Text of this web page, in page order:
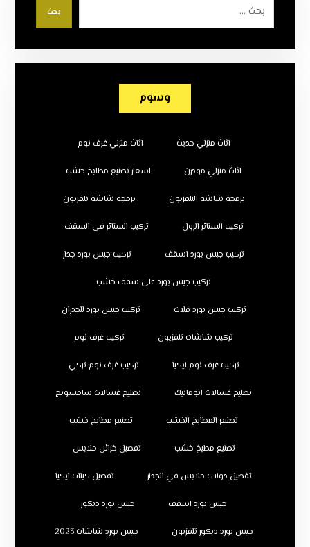
بحث
وسوم
اثاث منزلي حديث اثاث منزلي غرف نوم
اثاث منزلي مودرن اسعار تصنيع مطابخ خشب
برمجة شاشة التلفزيون برمجة شاشة تلفزيون
تركيب الستائر الرول تركيب الستائر في السقف
تركيب جبس بورد اسقف تركيب جبس بورد جدار
تركيب جبس بورد على سقف خشب
تركيب جبس بورد فلات تركيب جبس بورد للجدران
تركيب شاشات تلفزيون تركيب غرف نوم
تركيب غرف نوم ايكيا تركيب غرف نوم تركي
تصليح غسالات اتوماتيك تصليح غسالات سامسونج
تصنيع المطابخ الخشب تصنيع مطابخ خشب
تصنيع مطبخ خشب تفصيل خزائن ملابس
تفصيل دولاب ملابس في الجدار تفصيل كبتات ايكيا
جبس بورد اسقف جبس بورد ديكور
جبس بورد ديكور تلفزيون جبس بورد شاشات 2023